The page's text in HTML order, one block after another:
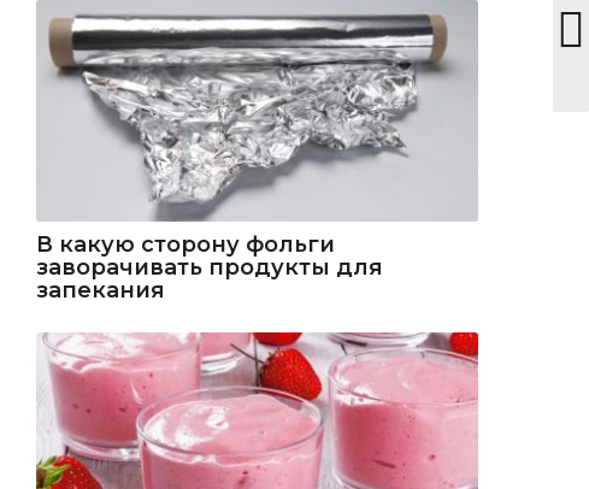
В какую сторону фольги
заворачивать продукты для
запекания